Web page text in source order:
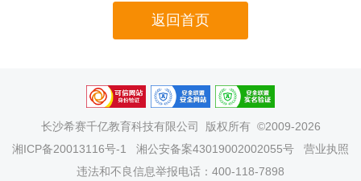
返回首页
长沙希赛千亿教育科技有限公司
版权所有 ©2009-2026
湘ICP备20013116号-1
湘公安备案43019002002055号
营业执照
违法和不良信息举报电话：400-118-7898